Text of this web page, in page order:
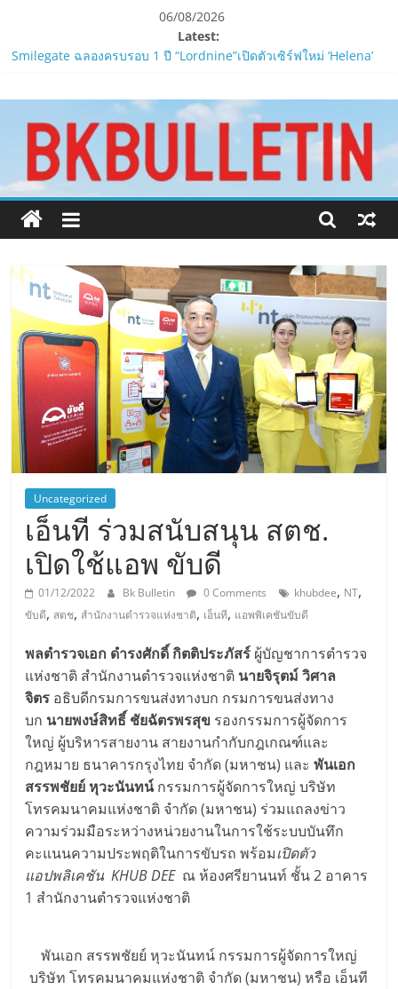
content
06/08/2026
Latest:
Smilegate ฉลองครบรอบ 1 ปี “Lordnine”เปิดตัวเซิร์ฟใหม่ ‘Helena’
ธุรกิจ มุ่งเสริมรากฐานเศรษฐกิจดิจิทัลให้แกร่งยิ่งขึ้น
“ปลัด ทส.” เผย “รมว.สุชาติ” มอบหมายเป็นประธาน เปิดงาน
Biodiversity & Bioeconomy Forum 2026เดินหน้าขับเคลื่อน
นโยบาย Nature Positive สู่เศรษฐกิจชีวภาพที่ยั่งยืน
ห้ามพลาด! Smilegate เปิดตัว ‘เฮเลนา’ เซิร์ฟเวอร์ใหม่ของ
LORDNINE 29 ก.ค. นี้
LORDNINE ครบรอบ 1 ปี! Smilegate เปิด “Helena” เซิร์ฟฯ ใหม่
เสนอ
ข่าว
ครบ
ทุก
Uncategorized
เอ็นที ร่วมสนับสนุน สตช.
เปิดใช้แอพ ขับดี
01/12/2022 Bk Bulletin 0 Comments khubdee, NT,
ขับดี, สตช, สำนักงานตำรวจแห่งชาติ, เอ็นที, แอพพิเคชันขับดี
พลตำรวจเอก ดำรงศักดิ์ กิตติประภัสร์ ผู้บัญชาการตำรวจ
แห่งชาติ สำนักงานตำรวจแห่งชาติ นายจิรุตม์ วิศาล
จิตร อธิบดีกรมการขนส่งทางบก กรมการขนส่งทาง
บก นายพงษ์สิทธิ์ ชัยฉัตรพรสุข รองกรรมการผู้จัดการ
ใหญ่ ผู้บริหารสายงาน สายงานกำกับกฎเกณฑ์และ
กฎหมาย ธนาคารกรุงไทย จำกัด (มหาชน) และพันเอก
สรรพชัยย์ หุวะนันทน์กรรมการผู้จัดการใหญ่ บริษัท
โทรคมนาคมแห่งชาติ จำกัด (มหาชน) ร่วมแถลงข่าว
ความร่วมมือระหว่างหน่วยงานในการใช้ระบบบันทึก
คะแนนความประพฤติในการขับรถ พร้อมเปิดตัว
แอปพลิเคชัน KHUB DEEณ ห้องศรียานนท์ ชั้น 2 อาคาร
1 สำนักงานตำรวจแห่งชาติ
พันเอก สรรพชัยย์ หุวะนันทน์ กรรมการผู้จัดการใหญ่
บริษัท โทรคมนาคมแห่งชาติ จำกัด (มหาชน) หรือ เอ็นที